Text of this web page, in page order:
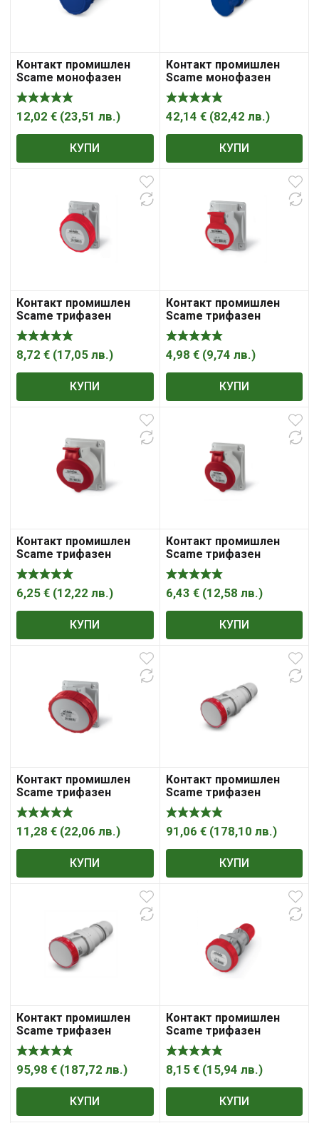
Контакт промишлен
Scame монофазен
противовлажен
мобилен 32A, 2P+ E,
67IP, син, Eureka
12,02 € (23,51 лв.)
КУПИ
Контакт промишлен
Scame монофазен
противовлажен
мобилен 63A, 2P+ E,
67IP, син, IEC309
42,14 € (82,42 лв.)
КУПИ
Контакт промишлен
Scame трифазен
модулен панелен
монтаж 16A, 3P +N +E,
67IP, сив/ червен,
8,72 € (17,05 лв.)
КУПИ
Контакт промишлен
Scame трифазен
модулен панелен
монтаж 16A, 3P +N+ E,
44IP, сив/ червен Optima
4,98 € (9,74 лв.)
КУПИ
Контакт промишлен
Scame трифазен
модулен панелен
монтаж 32A, 3P+ E, 44IP,
сив/ червен Eureka
6,25 € (12,22 лв.)
КУПИ
Контакт промишлен
Scame трифазен
модулен панелен
монтаж 32A, 3P+ N+ E,
44IP, сив/ червен,
6,43 € (12,58 лв.)
КУПИ
Контакт промишлен
Scame трифазен
модулен панелен
монтаж 32A, 3P+ N+ E,
67IP, сив/ червен,
11,28 € (22,06 лв.)
КУПИ
Контакт промишлен
Scame трифазен
противовлажен
мобилен 125A, 3P+ N,
67IP, червен, Optima
91,06 € (178,10 лв.)
КУПИ
Контакт промишлен
Scame трифазен
противовлажен
мобилен 125A, 3P+ N+ E,
67IP, червен, Optima
95,98 € (187,72 лв.)
КУПИ
Контакт промишлен
Scame трифазен
противовлажен
мобилен 16A, 3P+ E,
67IP, червен Optima
8,15 € (15,94 лв.)
КУПИ